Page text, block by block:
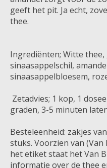
geeft het pit. Ja echt,
thee.
Ingrediënten; Witte
sinaasappelschil,
sinaasappelbloesem,
Zetadvies; 1 kop, 1
graden, 3-5 minuten
Besteleenheid: zakjes
stuks. Voorzien van
het etiket staat het Van
informatie over de thee